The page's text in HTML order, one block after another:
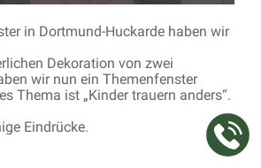
in Dortmund-Huckarde haben wir
Dekoration von zwei
wir nun ein Themenfenster
Thema ist „Kinder trauern anders“.
Eindrücke.